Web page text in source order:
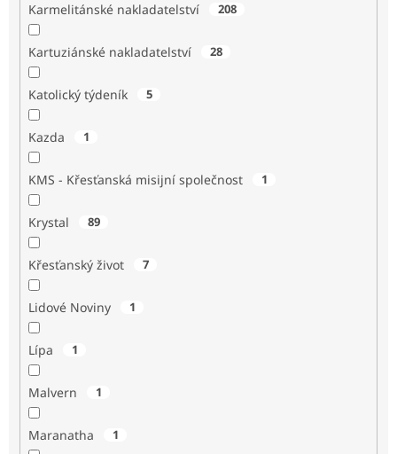
Karmelitánské nakladatelství 208
Kartuziánské nakladatelství 28
Katolický týdeník 5
Kazda 1
KMS - Křesťanská misijní společnost 1
Krystal 89
Křesťanský život 7
Lidové Noviny 1
Lípa 1
Malvern 1
Maranatha 1